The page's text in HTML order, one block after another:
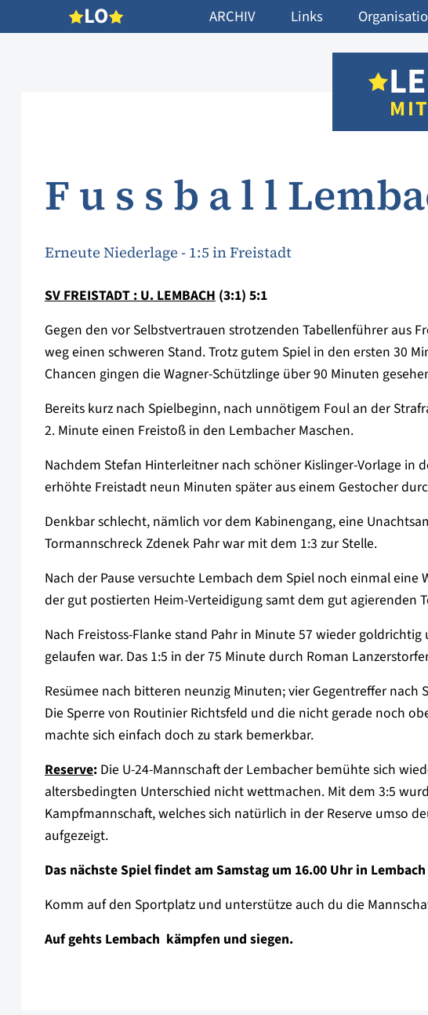
LO ARCHIV Links
F u s s b a l l
Erneute Niederlage - 1:5 in Freistadt
SV FREISTADT : U. LEMBACH (3:1) 5:1
Gegen den vor Selbstvertrauen strotzenden Tabellenführer aus
weg einen schweren Stand. Trotz gutem Spiel in den ersten 30
Chancen gingen die Wagner-Schützlinge über 90 Minuten
Bereits kurz nach Spielbeginn, nach unnötigem Foul an der
2. Minute einen Freistoß in den Lembacher Maschen.
Nachdem Stefan Hinterleitner nach schöner Kislinger-Vorlage in
erhöhte Freistadt neun Minuten später aus einem Gestocher
Denkbar schlecht, nämlich vor dem Kabinengang, eine
Tormannschreck Zdenek Pahr war mit dem 1:3 zur Stelle.
Nach der Pause versuchte Lembach dem Spiel noch einmal eine
der gut postierten Heim-Verteidigung samt dem gut agierenden
Nach Freistoss-Flanke stand Pahr in Minute 57 wieder
gelaufen war. Das 1:5 in der 75 Minute durch Roman
Resümee nach bitteren neunzig Minuten; vier Gegentreffer nach
Die Sperre von Routinier Richtsfeld und die nicht gerade noch
machte sich einfach doch zu stark bemerkbar.
Reserve: Die U-24-Mannschaft der Lembacher bemühte sich
altersbedingten Unterschied nicht wettmachen. Mit dem 3:5
Kampfmannschaft, welches sich natürlich in der Reserve umso
aufgezeigt.
Das nächste Spiel findet am Samstag um 16.00 Uhr in
Komm auf den Sportplatz und unterstütze auch du die
Auf gehts Lembach  kämpfen und siegen.